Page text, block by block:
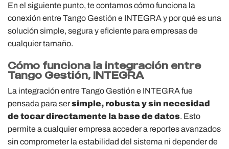
En el siguiente punto, te contamos cómo funciona la
conexión entre Tango Gestión e INTEGRA y por qué es una
solución simple, segura y eficiente para empresas de
cualquier tamaño.
Cómo funciona la integración entre
Tango Gestión, INTEGRA
La integración entre Tango Gestión e INTEGRA fue
pensada para sersimple, robusta y sin necesidad
de tocar directamente la base de datos. Esto
permite a cualquier empresa acceder a reportes avanzados
sin comprometer la estabilidad del sistema ni depender de